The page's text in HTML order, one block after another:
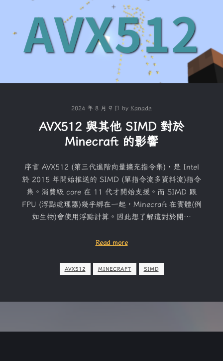
2024 年 8 月 9 日 by Kanade
AVX512 與其他 SIMD 對於
Minecraft 的影響
序言 AVX512 (第三代進階向量擴充指令集)，是 Intel
於 2015 年開始推送的 SIMD (單指令流多資料流)指令
集。消費級 core 在 11 代才開始支援。而 SIMD 跟
FPU (浮點處理器)幾乎綁在一起，Minecraft 在實體(例
如生物)會使用浮點計算。因此想了解這對於開…
Read more
AVX512 MINECRAFT SIMD